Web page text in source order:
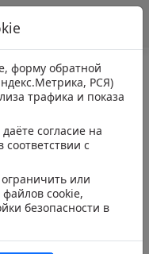
форму обратной
РСЯ)
трафика и показа
согласие на
с
или
cookie,
безопасности в